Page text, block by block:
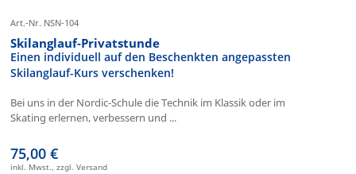
Art.-Nr. NSN-104
Skilanglauf-Privatstunde
Einen individuell auf den Beschenkten angepassten
Skilanglauf-Kurs verschenken!
Bei uns in der Nordic-Schule die Technik im Klassik oder im
Skating erlernen, verbessern und ...
75,00 €
inkl. Mwst., zzgl. Versand